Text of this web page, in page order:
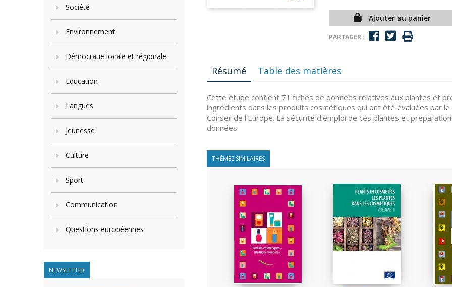
Société
Environnement
Démocratie locale et régionale
Education
Langues
Jeunesse
Culture
Sport
Communication
Questions européennes
NEWSLETTER
Ajouter au panier
PARTAGER :
Résumé Table des matières
Cette étude contient 71 fiches de données relatives aux plantes et
ingrédients dans les produits cosmétiques qui ont été évaluées par
Conseil de l'Europe. La sécurité d'emploi de ces plantes et
données.
THÈMES SIMILAIRES